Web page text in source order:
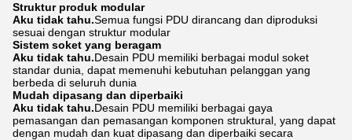
Struktur produk modular
Aku tidak tahu.Semua fungsi PDU dirancang dan diproduksi
sesuai dengan struktur modular
Sistem soket yang beragam
Aku tidak tahu.Desain PDU memiliki berbagai modul soket
standar dunia, dapat memenuhi kebutuhan pelanggan yang
berbeda di seluruh dunia
Mudah dipasang dan diperbaiki
Aku tidak tahu.Desain PDU memiliki berbagai gaya
pemasangan dan pemasangan komponen struktural, yang dapat
dengan mudah dan kuat dipasang dan diperbaiki secara